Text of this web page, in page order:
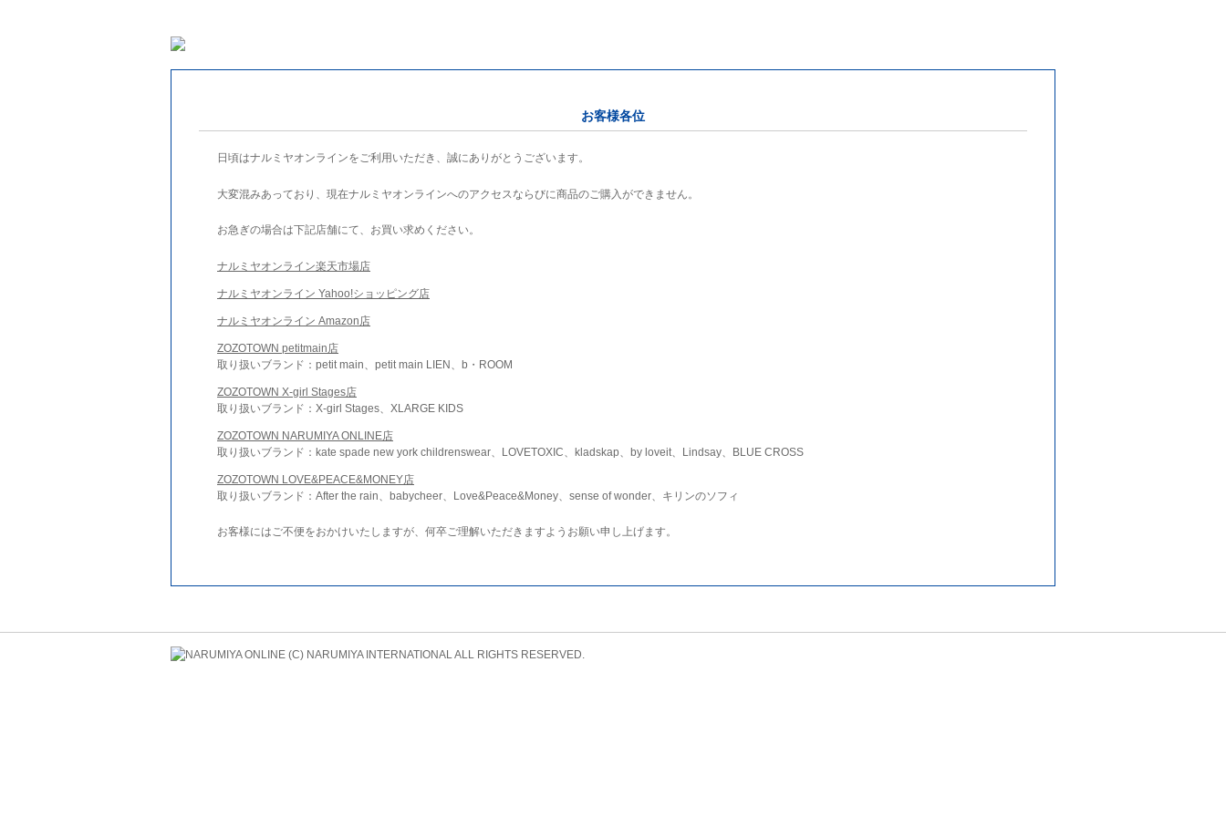
お客様各位
日頃はナルミヤオンラインをご利用いただき、誠にありがとうございます。
大変混みあっており、現在ナルミヤオンラインへのアクセスならびに商品のご購入ができません。
お急ぎの場合は下記店舗にて、お買い求めください。
ナルミヤオンライン楽天市場店
ナルミヤオンライン Yahoo!ショッピング店
ナルミヤオンライン Amazon店
ZOZOTOWN petitmain店
取り扱いブランド：petit main、petit main LIEN、b・ROOM
ZOZOTOWN X-girl Stages店
取り扱いブランド：X-girl Stages、XLARGE KIDS
ZOZOTOWN NARUMIYA ONLINE店
取り扱いブランド：kate spade new york childrenswear、LOVETOXIC、kladskap、by loveit、Lindsay、BLUE CROSS
ZOZOTOWN LOVE&PEACE&MONEY店
取り扱いブランド：After the rain、babycheer、Love&Peace&Money、sense of wonder、キリンのソフィ
お客様にはご不便をおかけいたしますが、何卒ご理解いただきますようお願い申し上げます。